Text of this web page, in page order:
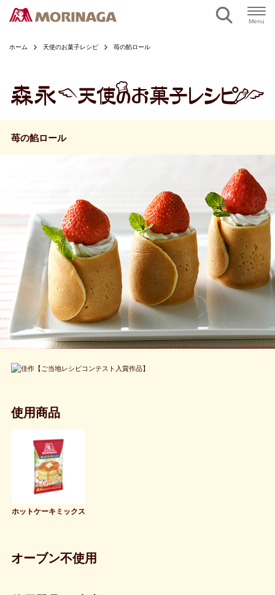
Menu
ホーム 天使のお菓子レシピ 苺の餡ロール
苺の餡ロール
【ご当地レシピコンテスト入賞作品】
使用商品
ホットケーキミックス
オーブン不使用